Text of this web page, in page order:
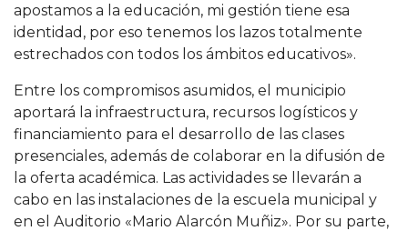
apostamos a la educación, mi gestión tiene esa
identidad, por eso tenemos los lazos totalmente
estrechados con todos los ámbitos educativos».
Entre los compromisos asumidos, el municipio
aportará la infraestructura, recursos logísticos y
financiamiento para el desarrollo de las clases
presenciales, además de colaborar en la difusión de
la oferta académica. Las actividades se llevarán a
cabo en las instalaciones de la escuela municipal y
en el Auditorio «Mario Alarcón Muñiz». Por su parte,